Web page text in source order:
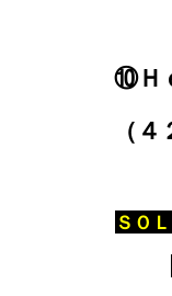
⑩Ｈ
（
ＳＯ